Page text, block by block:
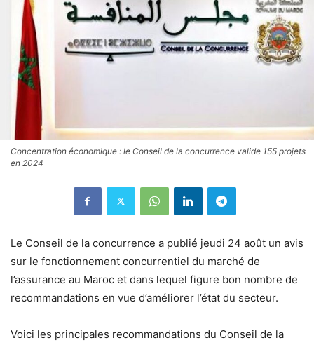
Concentration économique : le Conseil de la concurrence valide 155 projets
en 2024
Le Conseil de la concurrence a publié jeudi 24 août un avis
sur le fonctionnement concurrentiel du marché de
l’assurance au Maroc et dans lequel figure bon nombre de
recommandations en vue d’améliorer l’état du secteur.
Voici les principales recommandations du Conseil de la